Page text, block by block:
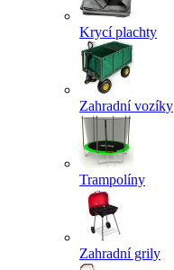
Krycí plachty
Zahradní vozíky
Trampolíny
Zahradní grily